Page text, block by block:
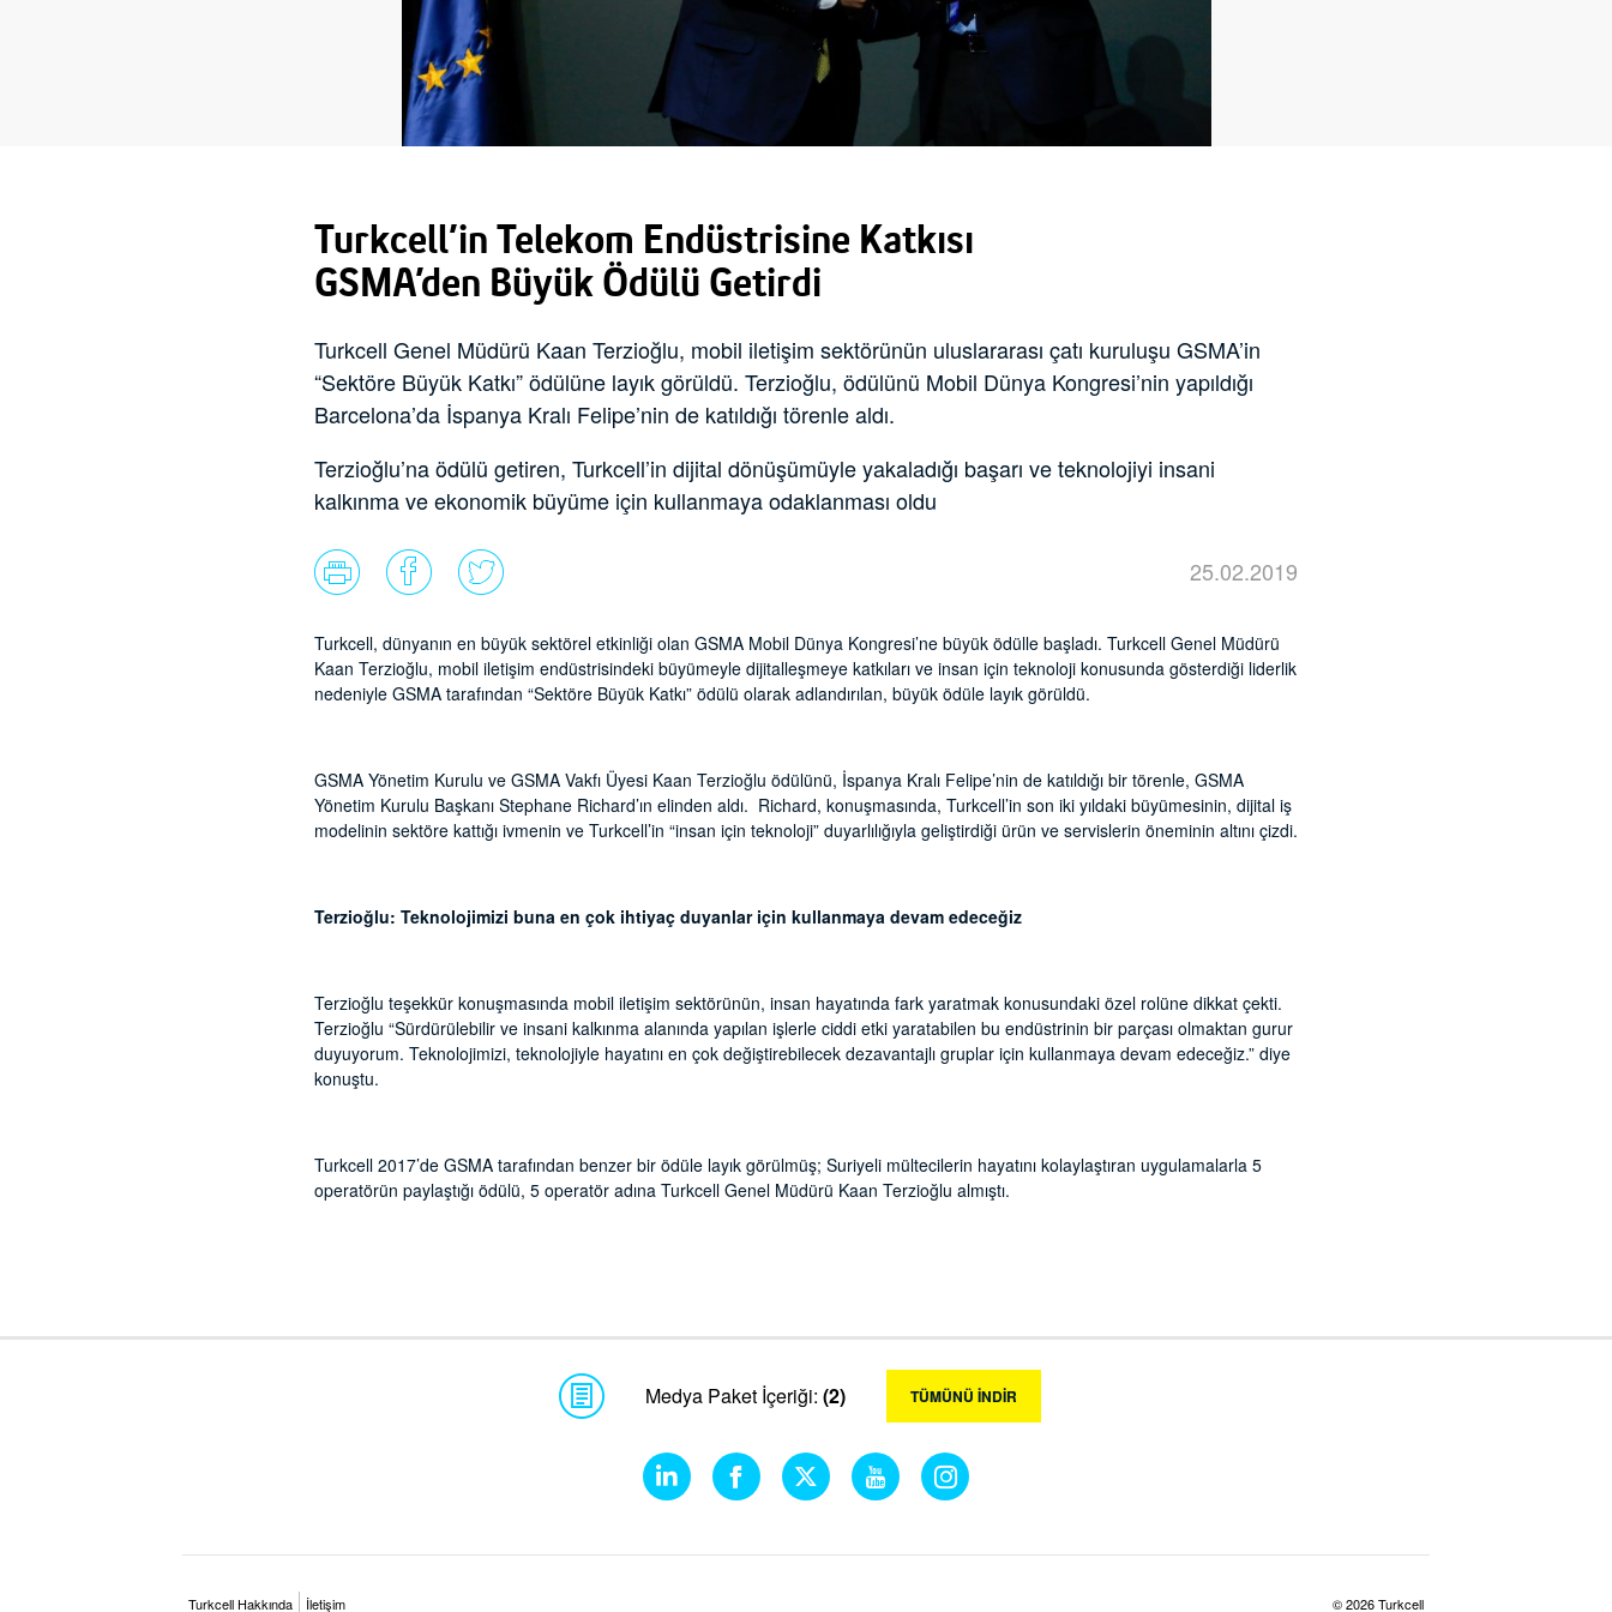
Turkcell’in Telekom Endüstrisine Katkısı
GSMA’den Büyük Ödülü Getirdi
Turkcell Genel Müdürü Kaan Terzioğlu, mobil iletişim sektörünün uluslararası çatı kuruluşu GSMA’in
“Sektöre Büyük Katkı” ödülüne layık görüldü. Terzioğlu, ödülünü Mobil Dünya Kongresi’nin yapıldığı
Barcelona’da İspanya Kralı Felipe’nin de katıldığı törenle aldı.
Terzioğlu’na ödülü getiren, Turkcell’in dijital dönüşümüyle yakaladığı başarı ve teknolojiyi insani
kalkınma ve ekonomik büyüme için kullanmaya odaklanması oldu
25.02.2019
Turkcell, dünyanın en büyük sektörel etkinliği olan GSMA Mobil Dünya Kongresi’ne büyük ödülle başladı. Turkcell Genel Müdürü
Kaan Terzioğlu, mobil iletişim endüstrisindeki büyümeyle dijitalleşmeye katkıları ve insan için teknoloji konusunda gösterdiği liderlik
nedeniyle GSMA tarafından “Sektöre Büyük Katkı” ödülü olarak adlandırılan, büyük ödüle layık görüldü.
GSMA Yönetim Kurulu ve GSMA Vakfı Üyesi Kaan Terzioğlu ödülünü, İspanya Kralı Felipe’nin de katıldığı bir törenle, GSMA
Yönetim Kurulu Başkanı Stephane Richard’ın elinden aldı. Richard, konuşmasında, Turkcell’in son iki yıldaki büyümesinin, dijital iş
modelinin sektöre kattığı ivmenin ve Turkcell’in “insan için teknoloji” duyarlılığıyla geliştirdiği ürün ve servislerin öneminin altını çizdi.
Terzioğlu: Teknolojimizi buna en çok ihtiyaç duyanlar için kullanmaya devam edeceğiz
Terzioğlu teşekkür konuşmasında mobil iletişim sektörünün, insan hayatında fark yaratmak konusundaki özel rolüne dikkat çekti.
Terzioğlu “Sürdürülebilir ve insani kalkınma alanında yapılan işlerle ciddi etki yaratabilen bu endüstrinin bir parçası olmaktan gurur
duyuyorum. Teknolojimizi, teknolojiyle hayatını en çok değiştirebilecek dezavantajlı gruplar için kullanmaya devam edeceğiz.” diye
konuştu.
Turkcell 2017’de GSMA tarafından benzer bir ödüle layık görülmüş; Suriyeli mültecilerin hayatını kolaylaştıran uygulamalarla 5
operatörün paylaştığı ödülü, 5 operatör adına Turkcell Genel Müdürü Kaan Terzioğlu almıştı.
Medya Paket İçeriği: (2) TÜMÜNÜ İNDİR
Turkcell Hakkında İletişim © 2026 Turkcell